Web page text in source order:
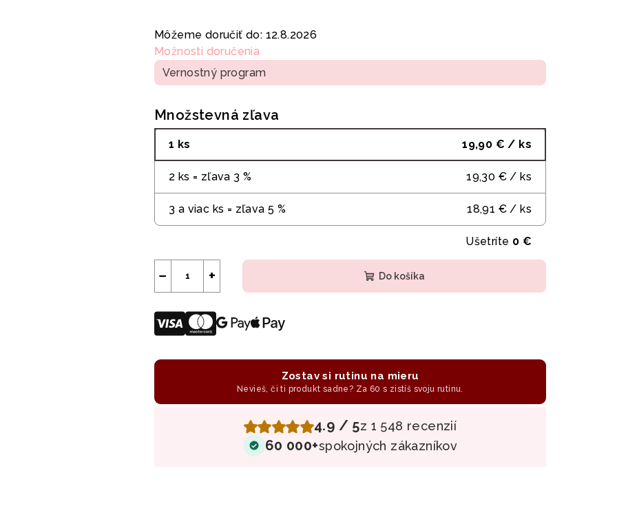
cena:
Môžeme doručiť do: 12.8.2026
Možnosti doručenia
Vernostný program
Množstevná zľava
1 ks 19,90 € / ks
2 ks = zľava 3 % 19,30 € / ks
3 a viac ks = zľava 5 % 18,91 € / ks
Ušetríte 0 €
+
− Do košíka
Zostav si rutinu na mieru
Nevieš, či ti produkt sadne? Za 60 s zistíš svoju rutinu.
4.9 / 5z 1 548 recenzií
60 000+spokojných zákazníkov